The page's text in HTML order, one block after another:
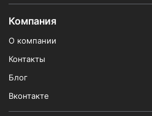
Компания
О компании
Контакты
Блог
Вконтакте